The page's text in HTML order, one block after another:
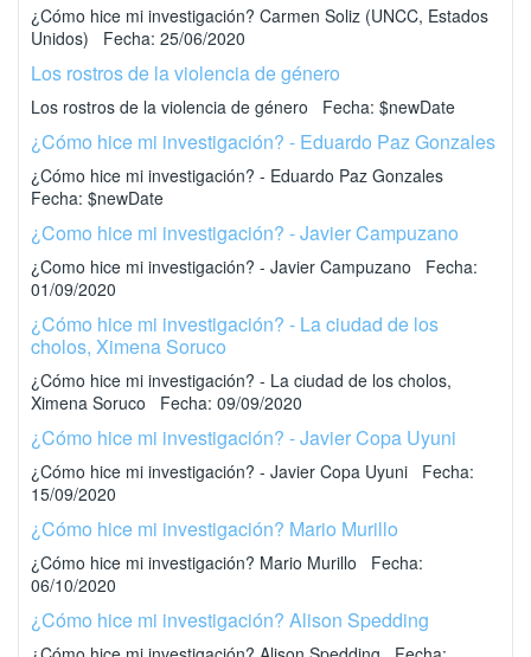
¿Cómo hice mi investigación? Carmen Soliz (UNCC, Estados
Unidos) Fecha: 25/06/2020
Los rostros de la violencia de género
Los rostros de la violencia de género Fecha: $newDate
¿Cómo hice mi investigación? - Eduardo Paz Gonzales
¿Cómo hice mi investigación? - Eduardo Paz Gonzales
Fecha: $newDate
¿Como hice mi investigación? - Javier Campuzano
¿Como hice mi investigación? - Javier Campuzano Fecha:
01/09/2020
¿Cómo hice mi investigación? - La ciudad de los
cholos, Ximena Soruco
¿Cómo hice mi investigación? - La ciudad de los cholos,
Ximena Soruco Fecha: 09/09/2020
¿Cómo hice mi investigación? - Javier Copa Uyuni
¿Cómo hice mi investigación? - Javier Copa Uyuni Fecha:
15/09/2020
¿Cómo hice mi investigación? Mario Murillo
¿Cómo hice mi investigación? Mario Murillo Fecha:
06/10/2020
¿Cómo hice mi investigación? Alison Spedding